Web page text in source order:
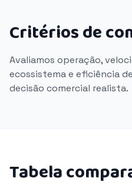
Critérios de
Avaliamos operação,
ecossistema e eficiência
decisão comercial realista.
Tabela